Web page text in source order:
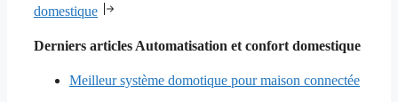
domestique
Derniers articles Automatisation et confort domestique
Meilleur système domotique pour maison connectée